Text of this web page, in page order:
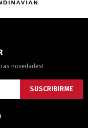
novedades!
SUSCRIBIRME